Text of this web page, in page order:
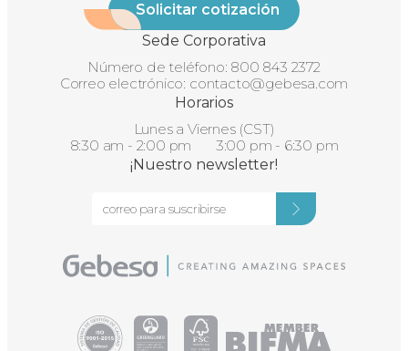
Solicitar cotización
Sede Corporativa
Número de teléfono: 800 843 2372
Correo electrónico: contacto@gebesa.com
Horarios
Lunes a Viernes (CST)
8:30 am - 2:00 pm 3:00 pm - 6:30 pm
¡Nuestro newsletter!